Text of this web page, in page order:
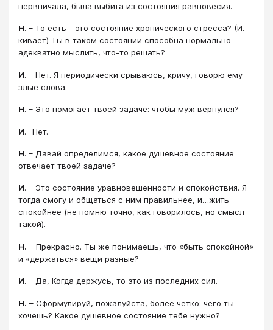
нервничала, была выбита из состояния равновесия.
Н. – То есть - это состояние хронического стресса? (И.
кивает) Ты в таком состоянии способна нормально
адекватно мыслить, что-то решать?
И. – Нет. Я периодически срываюсь, кричу, говорю ему
злые слова.
Н. – Это помогает твоей задаче: чтобы муж вернулся?
И.- Нет.
Н. – Давай определимся, какое душевное состояние
отвечает твоей задаче?
И. – Это состояние уравновешенности и спокойствия. Я
тогда смогу и общаться с ним правильнее, и…жить
спокойнее (не помню точно, как говорилось, но смысл
такой).
Н. – Прекрасно. Ты же понимаешь, что «быть спокойной»
и «держаться» вещи разные?
И. – Да, Когда держусь, то это из последних сил.
Н. – Сформулируй, пожалуйста, более чётко: чего ты
хочешь? Какое душевное состояние тебе нужно?